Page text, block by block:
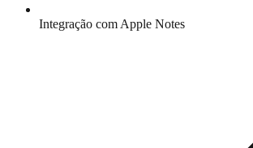
Integração com Apple Notes